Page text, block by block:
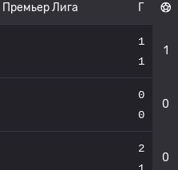
Премьер Лига Г
1
1
1
0
0
0
2
0